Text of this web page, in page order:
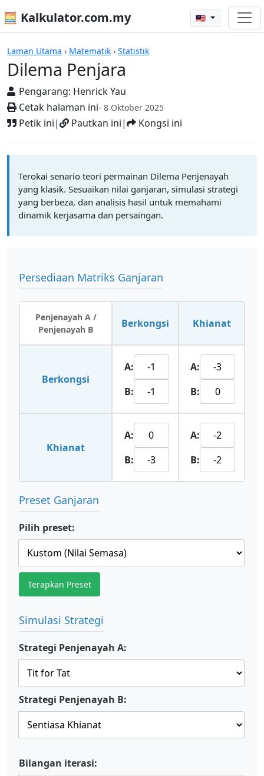
🧮 Kalkulator.com.my 🇲🇾
Laman Utama › Matematik › Statistik
Dilema Penjara
Pengarang: Henrick Yau
Cetak halaman ini- 8 Oktober 2025
Petik ini| Pautkan ini| Kongsi ini
Kalkulator
Terokai senario teori permainan Dilema Penjenayah
yang klasik. Sesuaikan nilai ganjaran, simulasi strategi
yang berbeza, dan analisis hasil untuk memahami
dinamik kerjasama dan persaingan.
Persediaan Matriks Ganjaran
Penjenayah A /
Penjenayah B
Berkongsi Khianat
Berkongsi
A:
B:
A:
B:
Khianat
A:
B:
A:
B:
Preset Ganjaran
Pilih preset:
Terapkan Preset
Simulasi Strategi
Strategi Penjenayah A:
Strategi Penjenayah B:
Bilangan iterasi: